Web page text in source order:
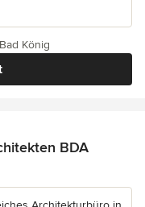
König
BDA
5 Sternen